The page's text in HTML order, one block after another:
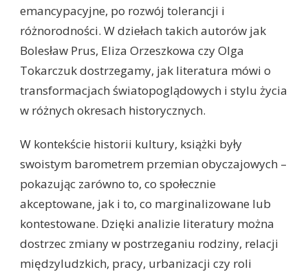
emancypacyjne, po rozwój tolerancji i
różnorodności. W dziełach takich autorów jak
Bolesław Prus, Eliza Orzeszkowa czy Olga
Tokarczuk dostrzegamy, jak literatura mówi o
transformacjach światopoglądowych i stylu życia
w różnych okresach historycznych.
W kontekście historii kultury, książki były
swoistym barometrem przemian obyczajowych –
pokazując zarówno to, co społecznie
akceptowane, jak i to, co marginalizowane lub
kontestowane. Dzięki analizie literatury można
dostrzec zmiany w postrzeganiu rodziny, relacji
międzyludzkich, pracy, urbanizacji czy roli